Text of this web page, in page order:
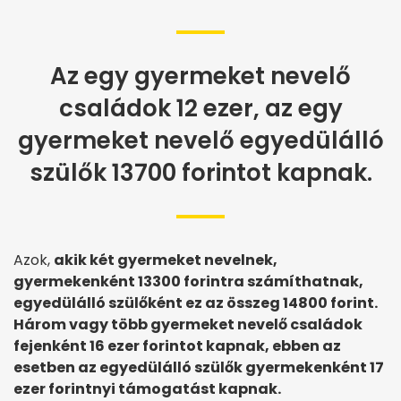
Az egy gyermeket nevelő
családok 12 ezer, az egy
gyermeket nevelő egyedülálló
szülők 13700 forintot kapnak.
Azok, akik két gyermeket nevelnek,
gyermekenként 13300 forintra számíthatnak,
egyedülálló szülőként ez az összeg 14800 forint.
Három vagy több gyermeket nevelő családok
fejenként 16 ezer forintot kapnak, ebben az
esetben az egyedülálló szülők gyermekenként 17
ezer forintnyi támogatást kapnak.